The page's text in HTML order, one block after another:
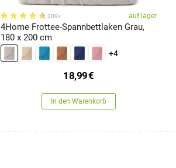
309x auf lager
4Home Frottee-Spannbettlaken Grau,
180 x 200 cm
+4
18,99€
In den Warenkorb